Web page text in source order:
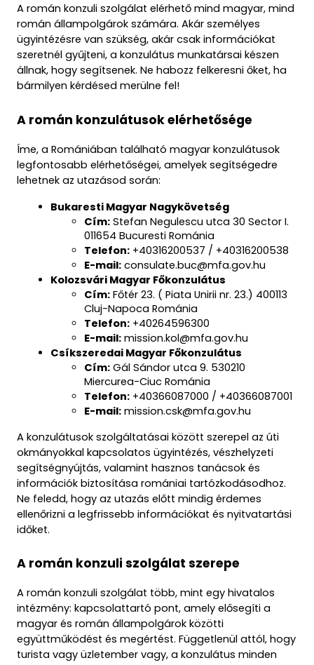
A román konzuli szolgálat elérhető mind magyar, mind
román állampolgárok számára. Akár személyes
ügyintézésre van szükség, akár csak információkat
szeretnél gyűjteni, a konzulátus munkatársai készen
állnak, hogy segítsenek. Ne habozz felkeresni őket, ha
bármilyen kérdésed merülne fel!
A román konzulátusok elérhetősége
Íme, a Romániában található magyar konzulátusok
legfontosabb elérhetőségei, amelyek segítségedre
lehetnek az utazásod során:
Bukaresti Magyar Nagykövetség
Cím: Stefan Negulescu utca 30 Sector I.
011654 Bucuresti Románia
Telefon: +40316200537 / +40316200538
E-mail: consulate.buc@mfa.gov.hu
Kolozsvári Magyar Főkonzulátus
Cím: Főtér 23. ( Piata Unirii nr. 23.) 400113
Cluj-Napoca Románia
Telefon: +40264596300
E-mail: mission.kol@mfa.gov.hu
Csíkszeredai Magyar Főkonzulátus
Cím: Gál Sándor utca 9. 530210
Miercurea-Ciuc Románia
Telefon: +40366087000 / +40366087001
E-mail: mission.csk@mfa.gov.hu
A konzulátusok szolgáltatásai között szerepel az úti
okmányokkal kapcsolatos ügyintézés, vészhelyzeti
segítségnyújtás, valamint hasznos tanácsok és
információk biztosítása romániai tartózkodásodhoz.
Ne feledd, hogy az utazás előtt mindig érdemes
ellenőrizni a legfrissebb információkat és nyitvatartási
időket.
A román konzuli szolgálat szerepe
A román konzuli szolgálat több, mint egy hivatalos
intézmény: kapcsolattartó pont, amely elősegíti a
magyar és román állampolgárok közötti
együttműködést és megértést. Függetlenül attól, hogy
turista vagy üzletember vagy, a konzulátus minden